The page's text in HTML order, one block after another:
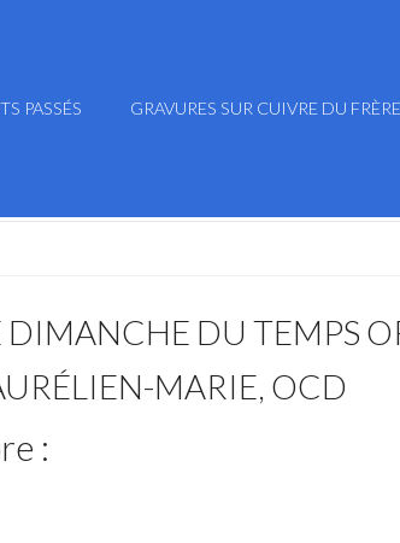
PASSÉS GRAVURES SUR CUIVRE DU
DU TEMPS
MARIE, OCD
: